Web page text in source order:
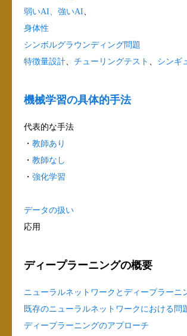
弱いAI、強いAI、
身体性
シンボルグラウンディング問題
特徴量設計、 チューリングテスト 、 シンギ
機械学習の具体的手法
代表的な手法
・ 教師あり
・ 教師なし
・ 強化学習
データの扱い
応用
ディープラーニングの概要
ニューラルネットワークとディープラーニ
既存のニューラルネットワークにおける問
ディープラーニングのアプローチ